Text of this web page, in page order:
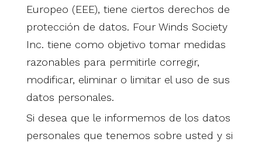
Europeo (EEE), tiene ciertos derechos de
protección de datos. Four Winds Society
Inc. tiene como objetivo tomar medidas
razonables para permitirle corregir,
modificar, eliminar o limitar el uso de sus
datos personales.
Si desea que le informemos de los datos
personales que tenemos sobre usted y si